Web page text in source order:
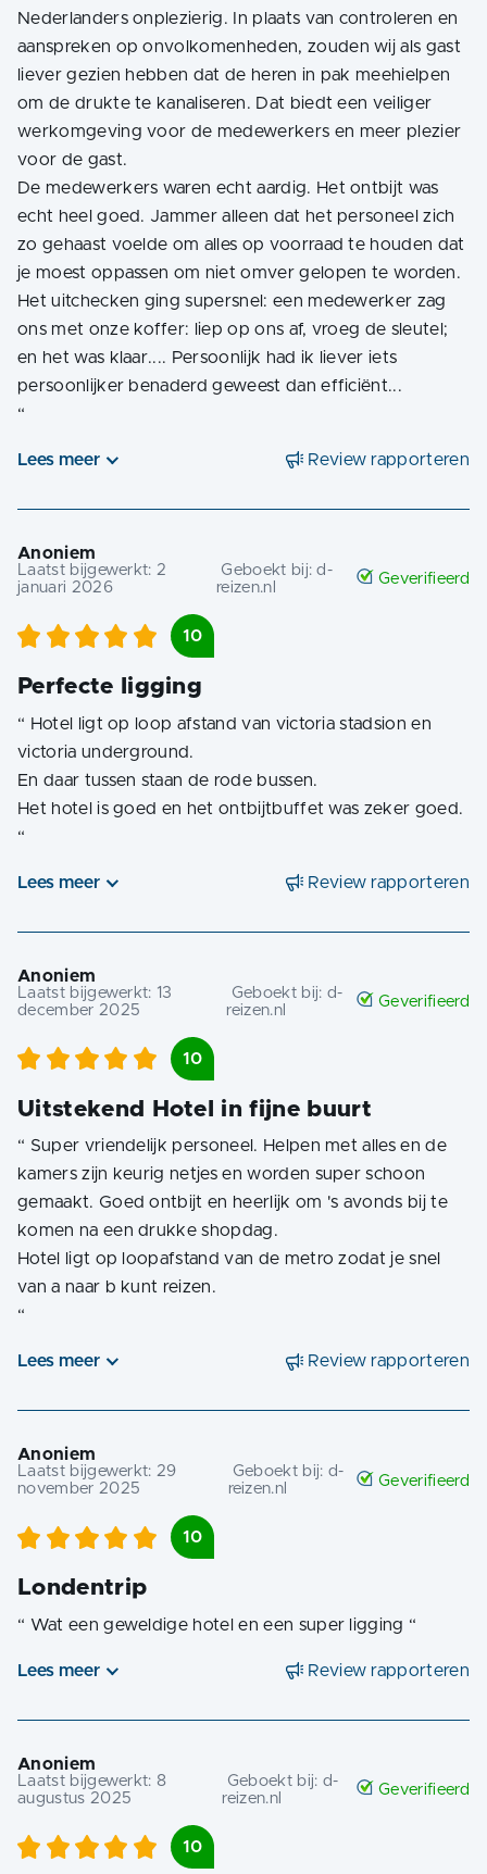
Nederlanders onplezierig. In plaats van controleren en
aanspreken op onvolkomenheden, zouden wij als gast
liever gezien hebben dat de heren in pak meehielpen
om de drukte te kanaliseren. Dat biedt een veiliger
werkomgeving voor de medewerkers en meer plezier
voor de gast.
De medewerkers waren echt aardig. Het ontbijt was
echt heel goed. Jammer alleen dat het personeel zich
zo gehaast voelde om alles op voorraad te houden dat
je moest oppassen om niet omver gelopen te worden.
Het uitchecken ging supersnel: een medewerker zag
ons met onze koffer: liep op ons af, vroeg de sleutel;
en het was klaar.... Persoonlijk had ik liever iets
“
Lees meer Review rapporteren
Anoniem
Laatst bijgewerkt: 2
januari 2026
Geboekt bij:d-
reizen.nl
Geverifieerd
10
Perfecte ligging
“ Hotel ligt op loop afstand van victoria stadsion en
victoria underground.
En daar tussen staan de rode bussen.
Het hotel is goed en het ontbijtbuffet was zeker goed.
“
Lees meer Review rapporteren
Anoniem
Laatst bijgewerkt: 13
december 2025
Geboekt bij: d-
reizen.nl
Geverifieerd
10
Uitstekend Hotel in fijne buurt
“ Super vriendelijk personeel. Helpen met alles en de
kamers zijn keurig netjes en worden super schoon
gemaakt. Goed ontbijt en heerlijk om 's avonds bij te
komen na een drukke shopdag.
Hotel ligt op loopafstand van de metro zodat je snel
“
Lees meer Review rapporteren
Anoniem
Laatst bijgewerkt:29
november 2025
Geboekt bij: d-
reizen.nl
Geverifieerd
10
Londentrip
“ Wat een geweldige hotel en een super ligging “
Lees meer Review rapporteren
Anoniem
Laatst bijgewerkt: 8
augustus 2025
Geboekt bij: d-
reizen.nl
Geverifieerd
10